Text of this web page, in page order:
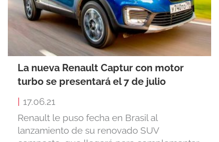
La nueva Renault Captur con motor
turbo se presentará el 7 de julio
17.06.21
Renault le puso fecha en Brasil al
lanzamiento de su renovado SUV